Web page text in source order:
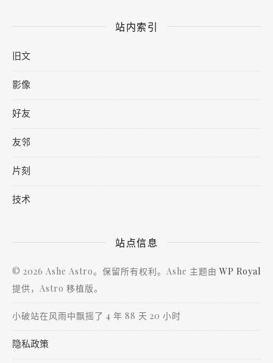
站内索引
旧文
影像
好友
友邻
片刻
技术
站点信息
© 2026 Ashe Astro。保留所有权利。Ashe 主题由 WP Royal
提供，Astro 移植版。
小破站在风雨中飘摇了 4 年 88 天 20 小时
隐私政策